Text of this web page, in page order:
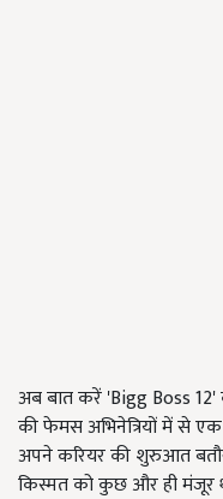
अब बात करें 'Bigg Boss 12'
की फेमस अभिनेत्रियों में से एक
अपने करियर की शुरुआत
किस्मत को कुछ और ही मंजूर